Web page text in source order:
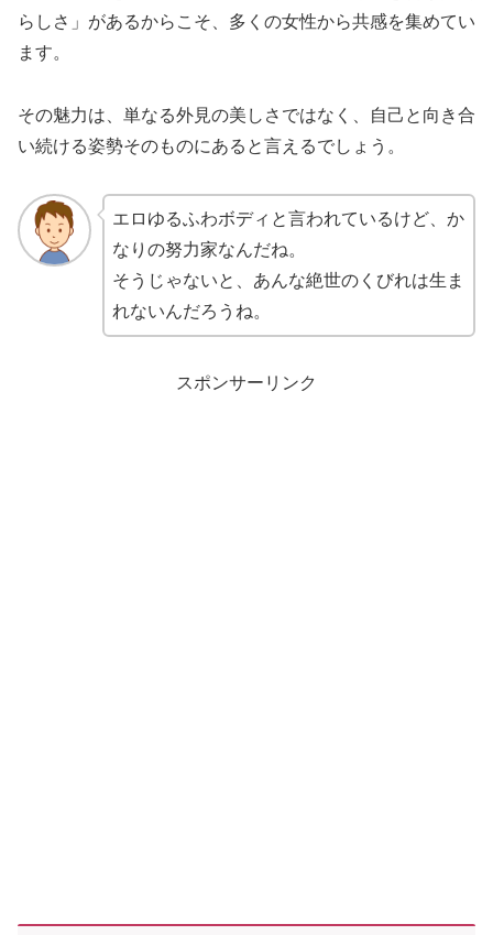
らしさ」があるからこそ、多くの女性から共感を集めてい
ます。
その魅力は、単なる外見の美しさではなく、自己と向き合
い続ける姿勢そのものにあると言えるでしょう。
エロゆるふわボディと言われているけど、か
なりの努力家なんだね。
そうじゃないと、あんな絶世のくびれは生ま
れないんだろうね。
スポンサーリンク